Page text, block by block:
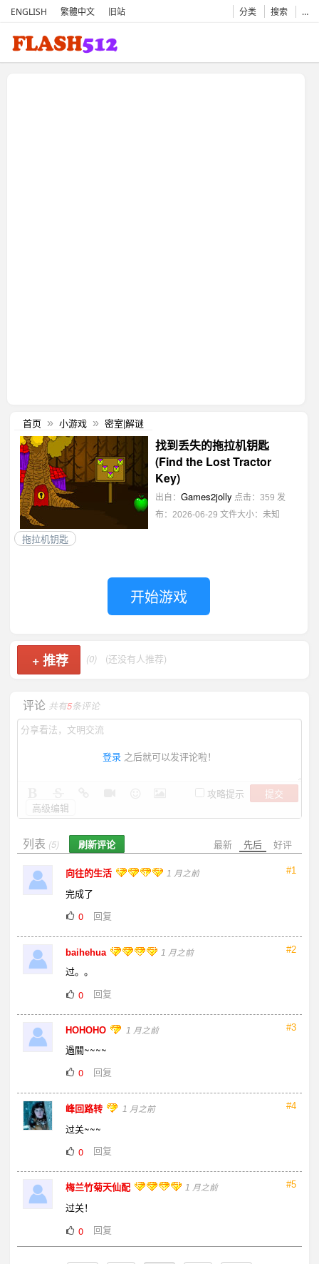
ENGLISH 繁體中文 旧站 分类 搜索 …
首页 » 小游戏 » 密室|解谜
找到丢失的拖拉机钥匙
(Find the Lost Tractor
Key)
出自： Games2jolly 点击：359 发
布：2026-06-29 文件大小：未知
拖拉机钥匙
开始游戏
+推荐 (0) (还没有人推荐)
评论 共有5条评论
登录 之后就可以发评论啦！
攻略提示
提交
高级编辑
最新 先后 好评
列表 (5) 刷新评论
#1
向往的生活 1 月之前
完成了
0
回复
#2
baihehua 1 月之前
过。。
0
回复
#3
HOHOHO 1 月之前
過關~~~~
0
回复
#4
峰回路转 1 月之前
过关~~~
0
回复
#5
梅兰竹菊天仙配 1 月之前
过关！
0
回复